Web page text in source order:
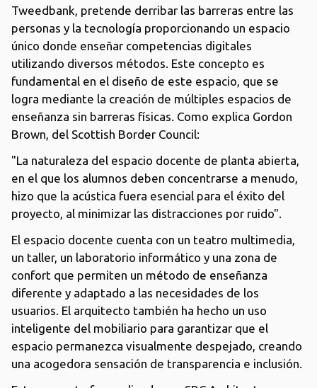
Tweedbank, pretende derribar las barreras entre las
personas y la tecnología proporcionando un espacio
único donde enseñar competencias digitales
utilizando diversos métodos. Este concepto es
fundamental en el diseño de este espacio, que se
logra mediante la creación de múltiples espacios de
enseñanza sin barreras físicas. Como explica Gordon
Brown, del Scottish Border Council:
"La naturaleza del espacio docente de planta abierta,
en el que los alumnos deben concentrarse a menudo,
hizo que la acústica fuera esencial para el éxito del
proyecto, al minimizar las distracciones por ruido".
El espacio docente cuenta con un teatro multimedia,
un taller, un laboratorio informático y una zona de
confort que permiten un método de enseñanza
diferente y adaptado a las necesidades de los
usuarios. El arquitecto también ha hecho un uso
inteligente del mobiliario para garantizar que el
espacio permanezca visualmente despejado, creando
una acogedora sensación de transparencia e inclusión.